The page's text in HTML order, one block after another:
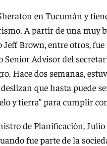
en Tucumán y
A partir de una muy
Brown, entre otros,
Senior Advisor del
Hace dos semanas,
que hasta puede
y tierra” para cumplir
de Planificación, Julio
fue parte de la